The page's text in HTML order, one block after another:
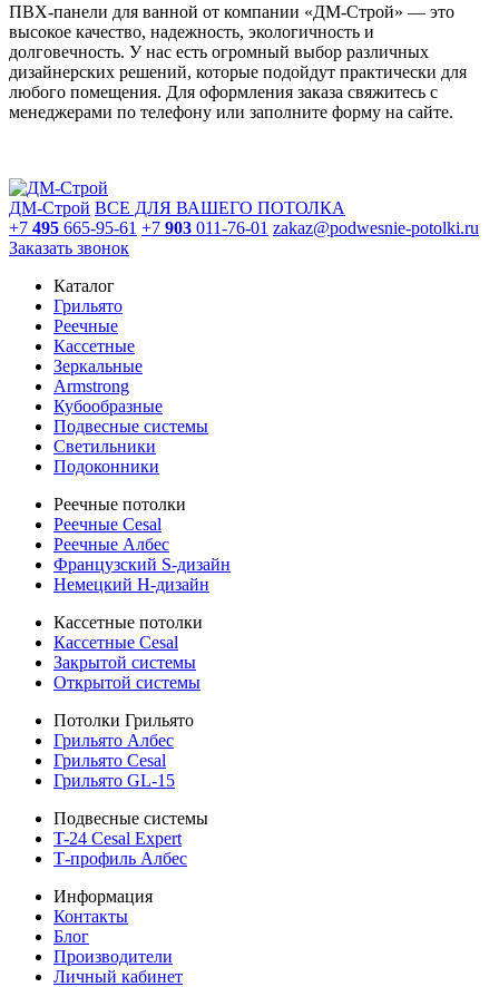
ПВХ-панели для ванной от компании «ДМ-Строй» — это
высокое качество, надежность, экологичность и
долговечность. У нас есть огромный выбор различных
дизайнерских решений, которые подойдут практически для
любого помещения. Для оформления заказа свяжитесь с
менеджерами по телефону или заполните форму на сайте.
ДМ-Строй ВСЕ ДЛЯ ВАШЕГО ПОТОЛКА
+7 495 665-95-61 +7 903 011-76-01 zakaz@podwesnie-potolki.ru
Заказать звонок
Каталог
Грильято
Реечные
Кассетные
Зеркальные
Armstrong
Кубообразные
Подвесные системы
Светильники
Подоконники
Реечные потолки
Реечные Cesal
Реечные Албес
Французский S-дизайн
Немецкий H-дизайн
Кассетные потолки
Кассетные Cesal
Закрытой системы
Открытой системы
Потолки Грильято
Грильято Албес
Грильято Cesal
Грильято GL-15
Подвесные системы
T-24 Cesal Expert
Т-профиль Албес
Информация
Контакты
Блог
Производители
Личный кабинет